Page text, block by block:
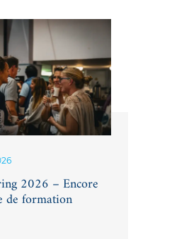
2026 – Encore
de formation